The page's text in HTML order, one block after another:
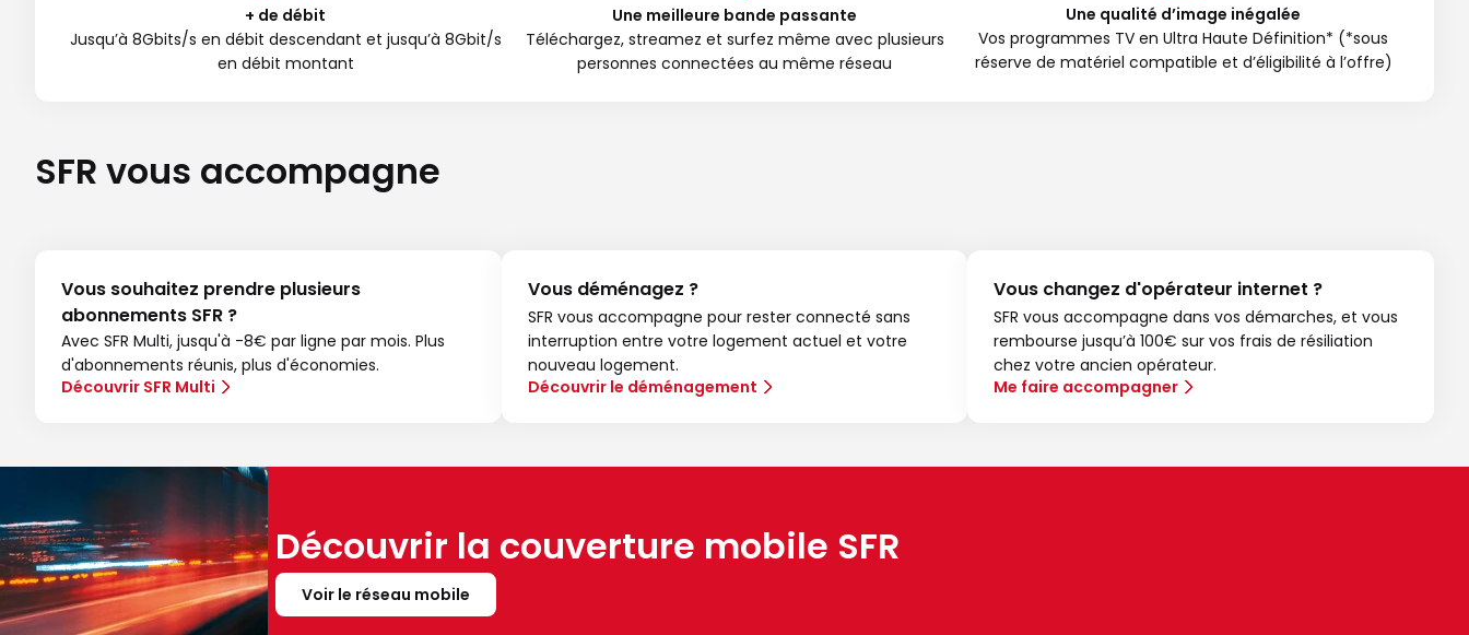
+ de débit
Jusqu’à 8Gbits/s en débit descendant et jusqu’à 8Gbit/s
en débit montant
Une meilleure bande passante
Téléchargez, streamez et surfez même avec plusieurs
personnes connectées au même réseau
Une qualité d’image inégalée
Vos programmes TV en Ultra Haute Définition* (*sous
réserve de matériel compatible et d’éligibilité à l’offre)
SFR vous accompagne
Vous souhaitez prendre plusieurs
abonnements SFR ?
Avec SFR Multi, jusqu'à -8€ par ligne par mois. Plus
d'abonnements réunis, plus d'économies.
Découvrir SFR Multi
Vous déménagez ?
SFR vous accompagne pour rester connecté sans
interruption entre votre logement actuel et votre
nouveau logement.
Découvrir le déménagement
Vous changez d'opérateur internet ?
SFR vous accompagne dans vos démarches, et vous
rembourse jusqu’à 100€ sur vos frais de résiliation
chez votre ancien opérateur.
Me faire accompagner
Découvrir la couverture mobile SFR
Voir le réseau mobile